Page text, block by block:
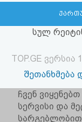
სულ
TOP.GE ვერსია
შეთანხმება
იხილეთ
ჩვენ
სერვისი და
სარგებლობით